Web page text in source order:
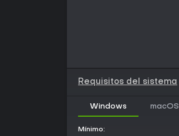
Requisitos del sistema
Windows macOS
Mínimo: